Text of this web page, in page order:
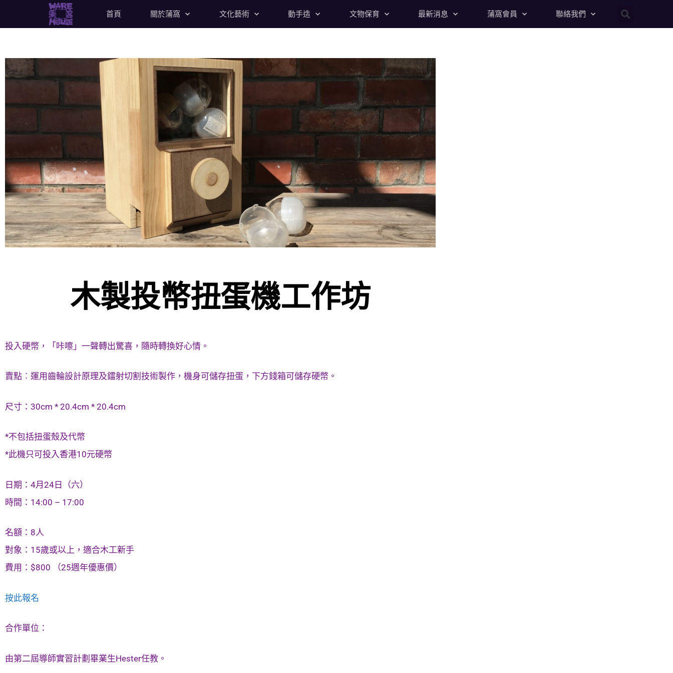
首頁 關於蒲窩 文化藝術 動手造 文物保育 最新消息 蒲窩會員 聯絡我們
木製投幣扭蛋機工作坊
投入硬幣，「咔嚓」一聲轉出驚喜，隨時轉換好心情。
賣點︰運用齒輪設計原理及鐳射切割技術製作，機身可儲存扭蛋，下方錢箱可儲存硬幣。
尺寸：30cm * 20.4cm * 20.4cm
*不包括扭蛋殼及代幣
*此機只可投入香港10元硬幣
日期：4月24日（六）
時間：14:00 – 17:00
名額：8人
對象：15歲或以上，適合木工新手
費用：$800 （25週年優惠價）
按此報名
合作單位：
由第二屆導師實習計劃畢業生Hester任教。